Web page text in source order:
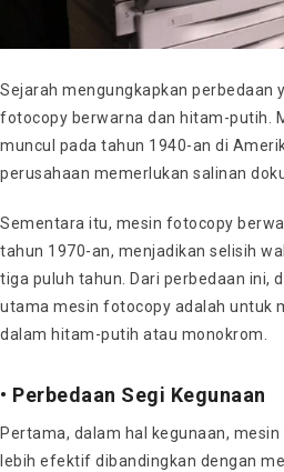
Sejarah mengungkapkan perbedaan
fotocopy berwarna dan hitam-putih.
muncul pada tahun 1940-an di
perusahaan memerlukan salinan
Sementara itu, mesin fotocopy
tahun 1970-an, menjadikan selisih
tiga puluh tahun. Dari perbedaan ini,
utama mesin fotocopy adalah untuk
dalam hitam-putih atau monokrom.
• Perbedaan Segi Kegunaan
Pertama, dalam hal kegunaan,
lebih efektif dibandingkan dengan